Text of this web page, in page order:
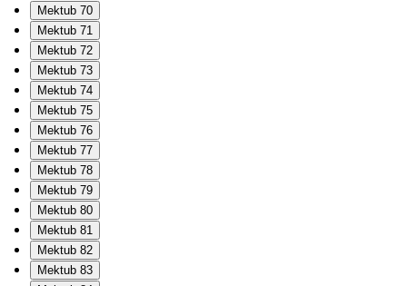
Mektub 70
Mektub 71
Mektub 72
Mektub 73
Mektub 74
Mektub 75
Mektub 76
Mektub 77
Mektub 78
Mektub 79
Mektub 80
Mektub 81
Mektub 82
Mektub 83